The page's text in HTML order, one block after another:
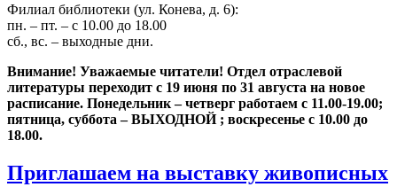
Филиал библиотеки (ул. Конева, д. 6):
пн. – пт. – с 10.00 до 18.00
сб., вс. – выходные дни.
Внимание! Уважаемые читатели! Отдел отраслевой
литературы переходит с 19 июня по 31 августа на новое
расписание. Понедельник – четверг работаем с 11.00-19.00;
пятница, суббота – ВЫХОДНОЙ ; воскресенье с 10.00 до
18.00.
Приглашаем на выставку живописных